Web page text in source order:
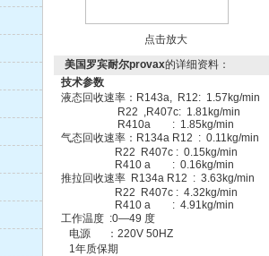
点击放大
美国罗宾耐尔provax的详细资料：
技术参数
液态回收速率：R143a, R12: 1.57kg/min
R22 ,R407c: 1.81kg/min
R410a : 1.85kg/min
气态回收速率：R134a R12 : 0.11kg/min
R22 R407c : 0.15kg/min
R410 a : 0.16kg/min
推拉回收速率 R134a R12 : 3.63kg/min
R22 R407c : 4.32kg/min
R410 a : 4.91kg/min
工作温度 :0—49 度
电源 ：220V 50HZ
1年质保期